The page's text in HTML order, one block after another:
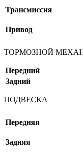
Трансмиссия
Привод
ТОРМОЗНОЙ
Передний
Задний
ПОДВЕСКА
Передняя
Задняя